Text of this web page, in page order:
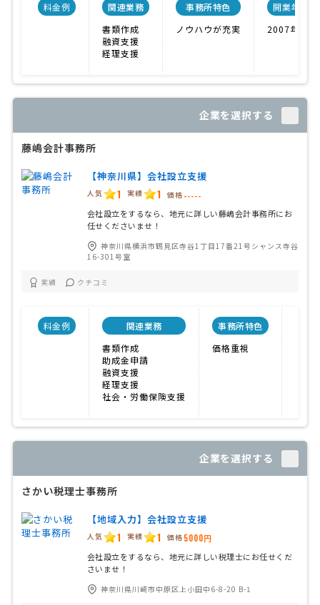
料金例
関連業務
書類作成
融資支援
経理支援
事務所特色
ノウハウが充実
開業年
2007年
企業を選択する
藤嶋会計事務所
【神奈川県】会社設立支援
人気 1 実績 1 価格 -----
会社設立をするなら、地元に詳しい藤嶋会計事務所にお
任せくださいませ！
神奈川県横浜市鶴見区寺谷1丁目17番21号シャンス寺谷
16-301号室
実績 クチコミ
料金例
関連業務
書類作成
助成金申請
融資支援
経理支援
社会・労働保険支援
事務所特色
価格重視
企業を選択する
さかい税理士事務所
【地域入力】会社設立支援
人気 1 実績 1 価格 5000円
会社設立をするなら、地元に詳しい税理士にお任せくだ
さいませ！
神奈川県川崎市中原区上小田中6-8-20 B-1